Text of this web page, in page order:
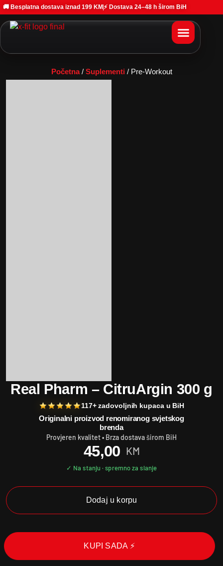
🚚 Besplatna dostava iznad 199 KM ⚡ Dostava 24–48 h širom BiH
Real Pharm – CitruArgin 300 g
117+ zadovoljnih kupaca u BiH
Originalni proizvod renomiranog svjetskog
brenda
Provjeren kvalitet • Brza dostava širom BiH
45,00 KM
Dodaj u korpu
KUPI SADA ⚡
Početna/ Suplementi/ Pre-Workout